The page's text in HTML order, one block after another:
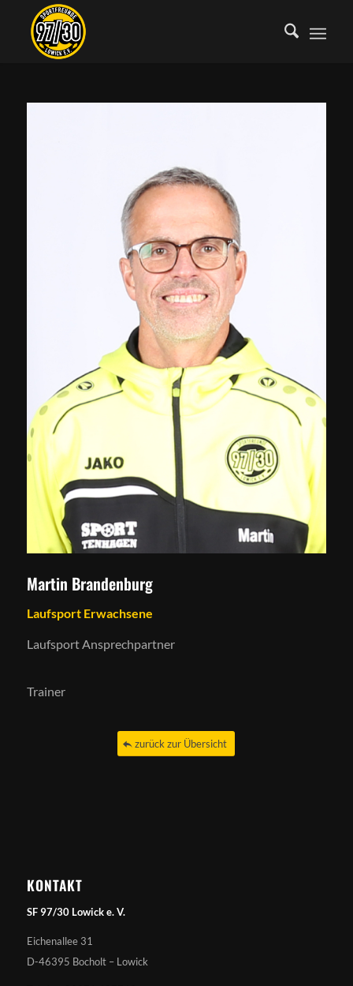
Martin Brandenburg
Laufsport Erwachsene
Laufsport Ansprechpartner
Trainer
zurück zur Übersicht
KONTAKT
SF 97/30 Lowick e. V.
Eichenallee 31
D-46395 Bocholt – Lowick